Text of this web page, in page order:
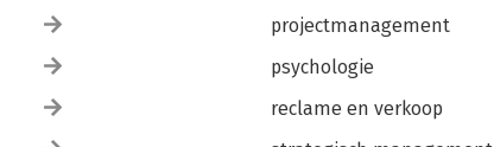
projectmanagement
psychologie
reclame en verkoop